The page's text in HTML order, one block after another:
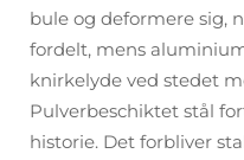
bule og deformere
fordelt, mens
knirkelyde ved stedet
Pulverbeschiktet stål
historie. Det forbliver